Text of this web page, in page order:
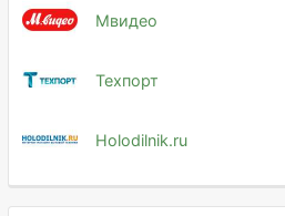
Мвидео
Техпорт
Holodilnik.ru